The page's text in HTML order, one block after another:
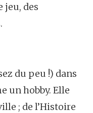
jeu, des
du peu !) dans
un hobby. Elle
; de l’Histoire